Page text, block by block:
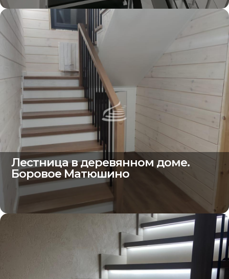
Лестница в деревянном доме.
Боровое Матюшино